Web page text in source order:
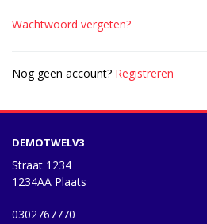
Wachtwoord vergeten?
Nog geen account? Registreren
DEMOTWELV3
Straat 1234
1234AA Plaats
0302767770